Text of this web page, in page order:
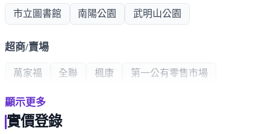
市立圖書館 南陽公園 武明山公園
超商/賣場
萬家福 全聯 楓康 第一公有零售市場
熱門商圈
顯示更多
實價登錄